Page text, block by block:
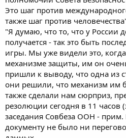
Это шаг против
также шаг против
"Я думаю, что то, что у России
получается - так это быть
игры. Мы уже видели это,
механизме защиты, им он
пришли к выводу, что одна из
они решили, что механизм им
также сделали нам сюрприз,
резолюции сегодня в 11 часов
заседания Совбеза ООН - прим.
документу не было ни